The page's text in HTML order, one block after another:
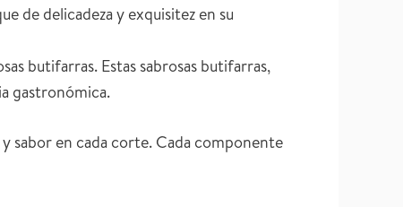
de delicadeza y exquisitez en su
butifarras. Estas sabrosas butifarras,
gastronómica.
sabor en cada corte. Cada componente